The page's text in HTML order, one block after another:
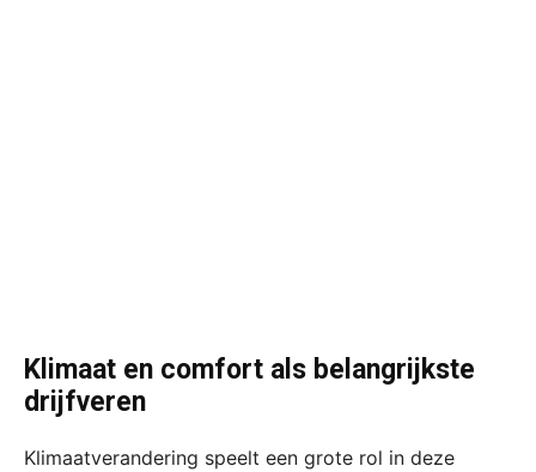
Klimaat en comfort als belangrijkste
drijfveren
Klimaatverandering speelt een grote rol in deze